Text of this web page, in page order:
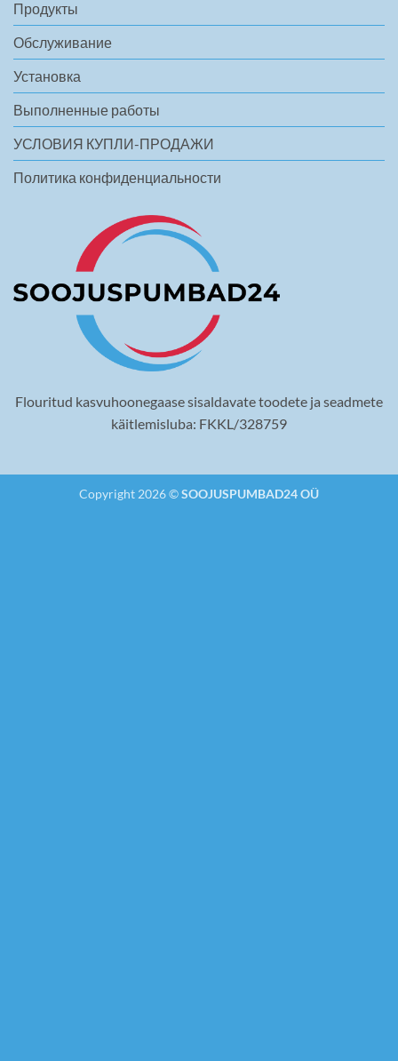
Продукты
Обслуживание
Установка
Выполненные работы
УСЛОВИЯ КУПЛИ-ПРОДАЖИ
Политика конфиденциальности
Flouritud kasvuhoonegaase sisaldavate toodete ja seadmete
käitlemisluba: FKKL/328759
Copyright 2026 ©SOOJUSPUMBAD24 OÜ